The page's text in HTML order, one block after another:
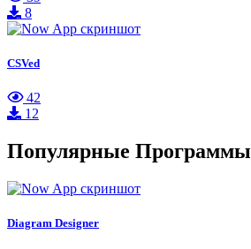
8
CSVed
42
12
Популярные Программы
Diagram Designer